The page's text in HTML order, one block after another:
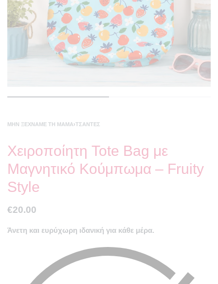
ΜΗΝ ΞΕΧΝΆΜΕ ΤΗ ΜΑΜΆ›ΤΣΆΝΤΕΣ
Χειροποίητη Tote Bag με
Μαγνητικό Κούμπωμα – Fruity
Style
€20.00
Άνετη και ευρύχωρη ιδανική για κάθε μέρα.